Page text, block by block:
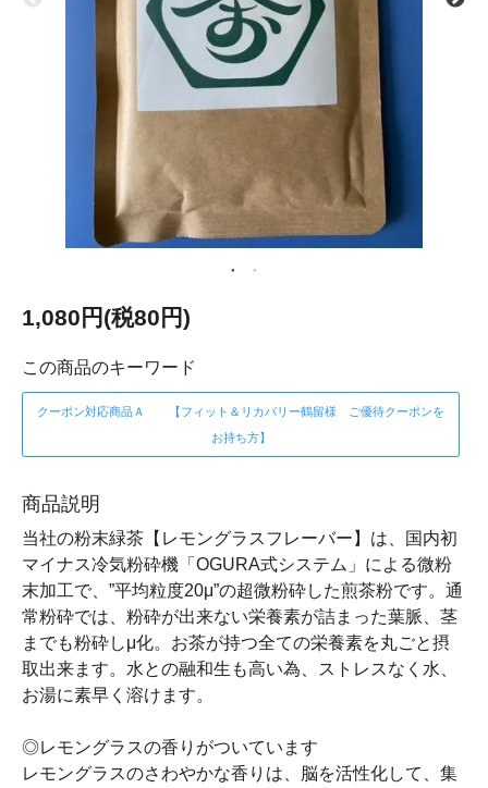
1,080円(税80円)
この商品のキーワード
クーポン対応商品Ａ 【フィット＆リカバリー鶴留様 ご優待クーポンを
お持ち方】
商品説明
当社の粉末緑茶【レモングラスフレーバー】は、国内初
マイナス冷気粉砕機「OGURA式システム」による微粉
末加工で、”平均粒度20μ”の超微粉砕した煎茶粉です。通
常粉砕では、粉砕が出来ない栄養素が詰まった葉脈、茎
までも粉砕しμ化。お茶が持つ全ての栄養素を丸ごと摂
取出来ます。水との融和生も高い為、ストレスなく水、
お湯に素早く溶けます。
◎レモングラスの香りがついています
レモングラスのさわやかな香りは、脳を活性化して、集